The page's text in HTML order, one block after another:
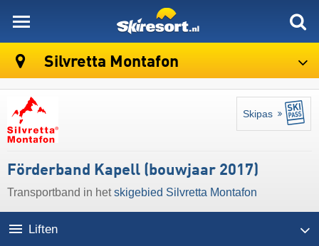
Silvretta Montafon
Skipas
Förderband Kapell (bouwjaar 2017)
Transportband in hetskigebied Silvretta Montafon
Liften